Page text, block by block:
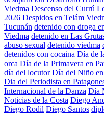
Viedma Descenso del Currú
2026 Despidos en Telám
Tucunán detenido con droga
Viedma detenido en Las
abuso sexual detenido viedma
detenidos con cocaina Día de
orca Día de la Primavera en
día del locutor Día del Niño en
Dia del Periodista en
Internacional de la Danza Día
Noticias de la Costa Diego
Diego Rodil Diego Santos